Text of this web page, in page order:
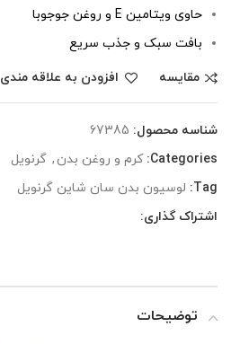
حاوی ویتامین E و روغن جوجوبا
بافت سبک و جذب سریع
مقایسه
افزودن به علاقه مندی
شناسه محصول: 67385
Categories: کرم و روغن بدن , گرنویل
Tag: لوسیون بدن سان شاین گرنویل
اشتراک گذاری:
توضیحات